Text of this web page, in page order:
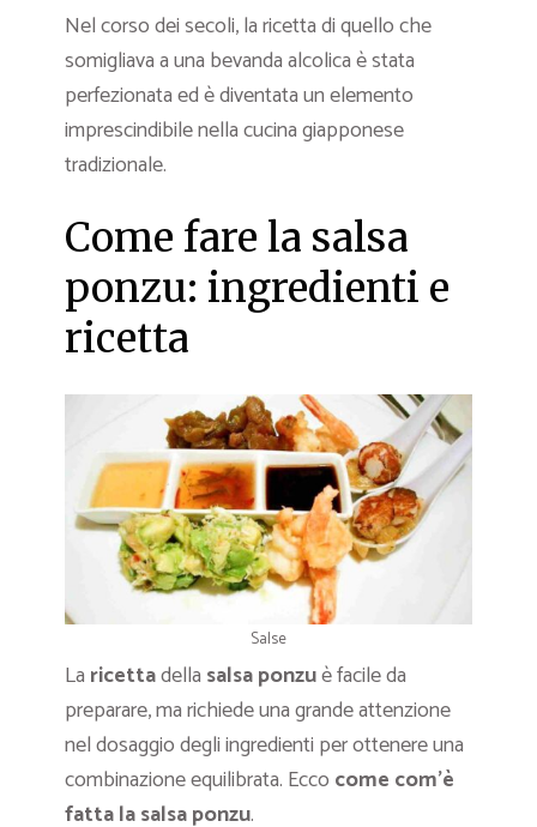
Nel corso dei secoli, la ricetta di quello che
somigliava a una bevanda alcolica è stata
perfezionata ed è diventata un elemento
imprescindibile nella cucina giapponese
tradizionale.
Come fare la salsa
ponzu: ingredienti e
ricetta
Salse
La ricettadella salsa ponzuè facile da
preparare, ma richiede una grande attenzione
nel dosaggio degli ingredienti per ottenere una
combinazione equilibrata. Ecco come com’è
fatta la salsa ponzu.